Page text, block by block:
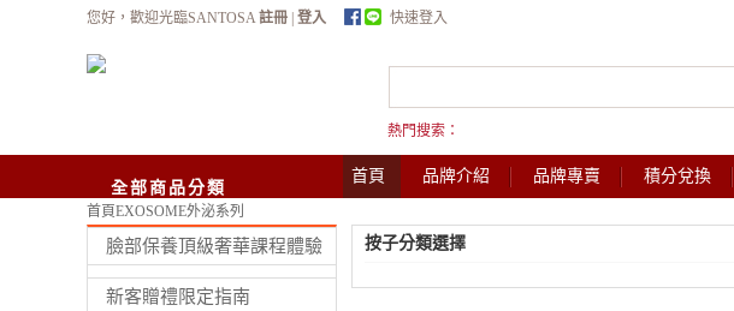
您好，歡迎光臨SANTOSA註冊 登入 快速登入
熱門搜索：
全部商品分類
首頁 品牌介紹 品牌專賣 積分兌換
首頁EXOSOME外泌系列
臉部保養頂級奢華課程體驗
新客贈禮限定指南
按子分類選擇